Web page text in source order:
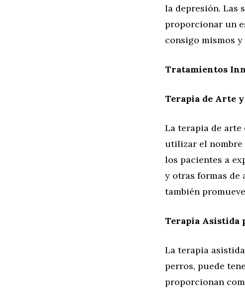
la depresión. Las
proporcionar un
consigo mismos
Tratamientos
Terapia de Arte
La terapia de arte
utilizar el nombre
los pacientes a
y otras formas de
también
Terapia Asistida
La terapia
perros, puede
proporcionan